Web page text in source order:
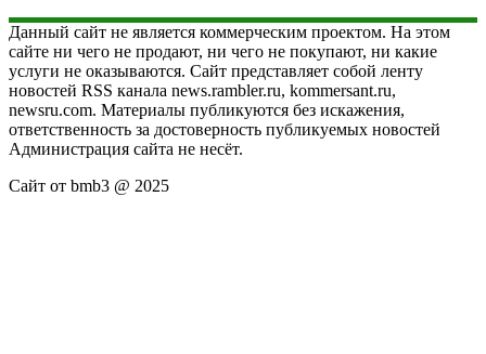
Данный сайт не является коммерческим проектом. На этом
сайте ни чего не продают, ни чего не покупают, ни какие
услуги не оказываются. Сайт представляет собой ленту
новостей RSS канала news.rambler.ru, kommersant.ru,
newsru.com. Материалы публикуются без искажения,
ответственность за достоверность публикуемых новостей
Администрация сайта не несёт.
Сайт от bmb3 @ 2025